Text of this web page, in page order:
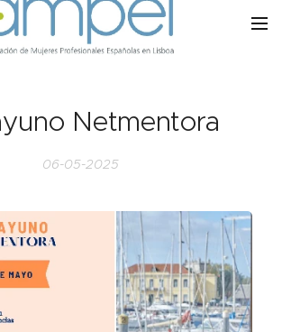
Netmentora
06-05-2025